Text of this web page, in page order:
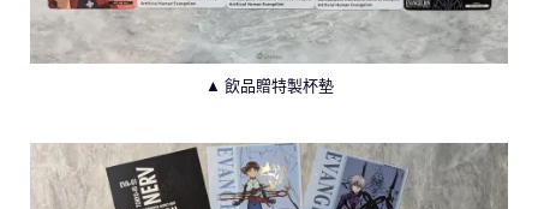
▲ 飲品贈特製杯墊